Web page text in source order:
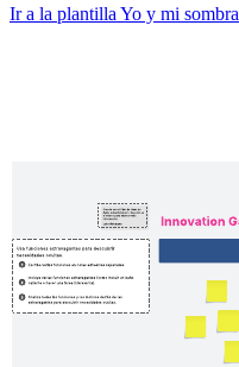
Ir a la plantilla Yo y mi sombra